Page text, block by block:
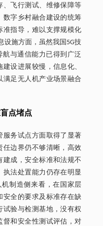
、飞行测试、维修保障等
数字乡村融合建设的统筹
准指导，难以支撑规模化
施方面，虽然我国5G技
航与通信能力已得到广泛
设进展较慢，信息化、
满足无人机产业场景融合
点堵点
服务试点方面取得了显著
任边界仍不够清晰，高效
建成，安全标准和法规不
执法处置能力仍存在明显
制造侧来看，在国家层
安全的要求及标准存在缺
试验与检测基地，没有权
督和安全性测试评估，对